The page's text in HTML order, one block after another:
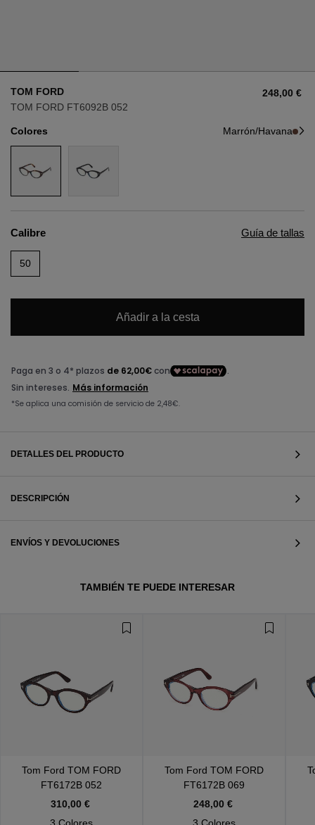
AVIADOR
OJO DE GATO
RECTANGULAR/CUADRADA
REDONDA/OVALADA
AVIADOR
OJO DE GATO
RECTANGULAR/CUADRADA
REDONDA/OVALADA
TOM FORD
TOM FORD FT6092B 052
248,00 €
Colores Marrón/Havana
Calibre Guía de tallas
50
Añadir a la cesta
DETALLES DEL PRODUCTO
DESCRIPCIÓN
ENVÍOS Y DEVOLUCIONES
TAMBIÉN TE PUEDE INTERESAR
Tom Ford TOM FORD
FT6172B 052
310,00 €
3 Colores
Tom Ford TOM FORD
FT6172B 069
248,00 €
3 Colores